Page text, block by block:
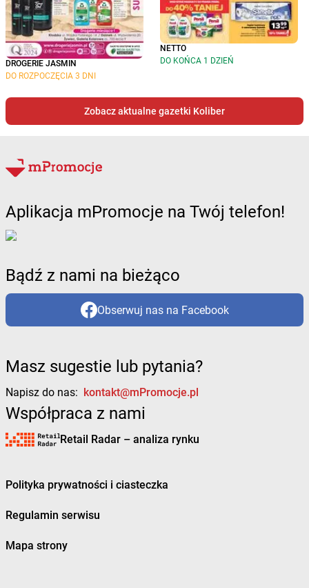
DROGERIE JASMIN
DO ROZPOCZĘCIA 3 DNI
NETTO
DO KOŃCA 1 DZIEŃ
Zobacz aktualne gazetki Koliber
Aplikacja mPromocje na Twój telefon!
Bądź z nami na bieżąco
Obserwuj nas na Facebook
Masz sugestie lub pytania?
Napisz do nas: kontakt@mPromocje.pl
Współpraca z nami
Retail Radar – analiza rynku
Polityka prywatności i ciasteczka
Regulamin serwisu
Mapa strony